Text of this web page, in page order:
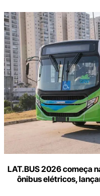
LAT.BUS 2026 começa
ônibus elétricos,